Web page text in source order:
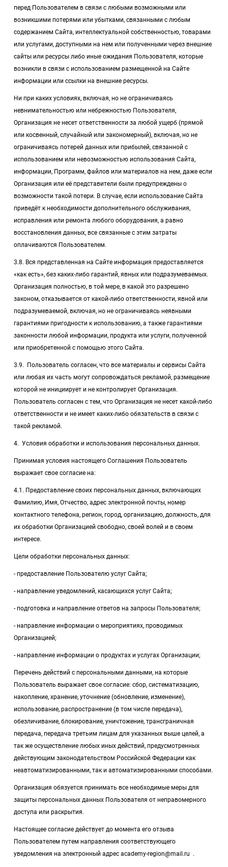
перед Пользователем в связи с любыми возможными или
возникшими потерями или убытками, связанными с любым
содержанием Сайта, интеллектуальной собственностью, товарами
или услугами, доступными на нем или полученными через внешние
сайты или ресурсы либо иные ожидания Пользователя, которые
возникли в связи с использованием размещенной на Сайте
информации или ссылки на внешние ресурсы.
Ни при каких условиях, включая, но не ограничиваясь
невнимательностью или небрежностью Пользователя,
Организация не несет ответственности за любой ущерб (прямой
или косвенный, случайный или закономерный), включая, но не
ограничиваясь потерей данных или прибылей, связанной с
использованием или невозможностью использования Сайта,
информации, Программ, файлов или материалов на нем, даже если
Организация или её представители были предупреждены о
возможности такой потери. В случае, если использование Сайта
приведёт к необходимости дополнительного обслуживания,
исправления или ремонта любого оборудования, а равно
восстановления данных, все связанные с этим затраты
оплачиваются Пользователем.
3.8. Вся представленная на Сайте информация предоставляется
«как есть», без каких-либо гарантий, явных или подразумеваемых.
Организация полностью, в той мере, в какой это разрешено
законом, отказывается от какой-либо ответственности, явной или
подразумеваемой, включая, но не ограничиваясь неявными
гарантиями пригодности к использованию, а также гарантиями
законности любой информации, продукта или услуги, полученной
или приобретенной с помощью этого Сайта.
3.9. Пользователь согласен, что все материалы и сервисы Сайта
или любая их часть могут сопровождаться рекламой, размещение
которой не инициирует и не контролирует Организация.
Пользователь согласен с тем, что Организация не несет какой-либо
ответственности и не имеет каких-либо обязательств в связи с
такой рекламой.
4. Условия обработки и использования персональных данных.
Принимая условия настоящего Соглашения Пользователь
выражает свое согласие на:
4.1. Предоставление своих персональных данных, включающих
Фамилию, Имя, Отчество, адрес электронной почты, номер
контактного телефона, регион, город, организацию, должность, для
их обработки Организацией свободно, своей волей и в своем
интересе.
Цели обработки персональных данных:
- предоставление Пользователю услуг Сайта;
- направление уведомлений, касающихся услуг Сайта;
- подготовка и направление ответов на запросы Пользователя;
- направление информации о мероприятиях, проводимых
Организацией;
- направление информации о продуктах и услугах Организации;
Перечень действий с персональными данными, на которые
Пользователь выражает свое согласие: сбор, систематизацию,
накопление, хранение, уточнение (обновление, изменение),
использование, распространение (в том числе передача),
обезличивание, блокирование, уничтожение, трансграничная
передача, передача третьим лицам для указанных выше целей, а
так же осуществление любых иных действий, предусмотренных
действующим законодательством Российской Федерации как
неавтоматизированными, так и автоматизированными способами.
Организация обязуется принимать все необходимые меры для
защиты персональных данных Пользователя от неправомерного
доступа или раскрытия.
Настоящее согласие действует до момента его отзыва
Пользователем путем направления соответствующего
уведомления на электронный адресacademy-region@mail.ru .